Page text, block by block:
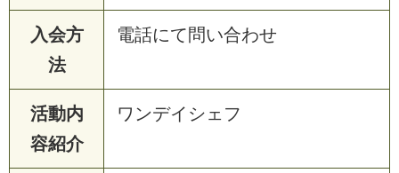
入会方
法
電話にて問い合わせ
活動内
容紹介
ワンデイシェフ